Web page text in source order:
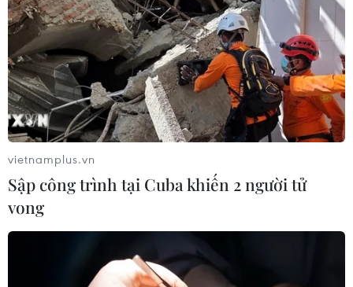
vietnamplus.vn
Sập công trình tại Cuba khiến 2 người tử
vong